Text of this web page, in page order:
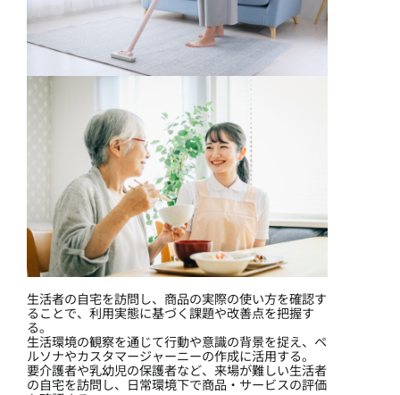
生活者の自宅を訪問し、商品の実際の使い方を確認す
ることで、利用実態に基づく課題や改善点を把握す
る。
生活環境の観察を通じて行動や意識の背景を捉え、ペ
ルソナやカスタマージャーニーの作成に活用する。
要介護者や乳幼児の保護者など、来場が難しい生活者
の自宅を訪問し、日常環境下で商品・サービスの評価